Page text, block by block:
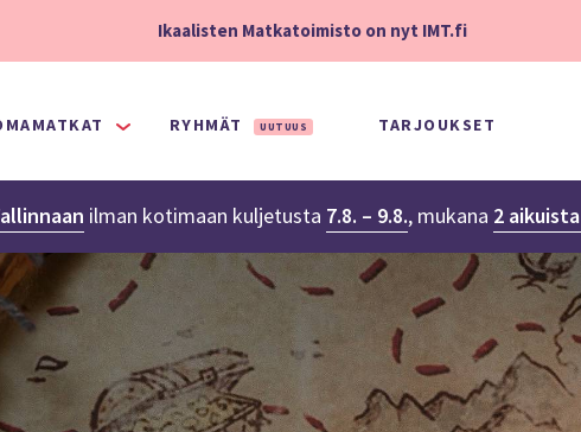
Ikaalisten Matkatoimisto on nyt IMT.fi
RYHMÄT UUTUUS TARJOUKSET
ilman kotimaan kuljetusta 7.8. – 9.8., mukana 2 aikuista